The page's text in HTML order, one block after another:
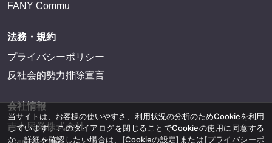
FANY Commu
法務・規約
プライバシーポリシー
反社会的勢力排除宣言
会社情報
吉本興業株式会社
当サイトは、お客様の使いやすさ、利用状況の分析のためCookieを利用
しています。このダイアログを閉じることでCookieの使用に同意する
か、詳細を確認したい場合は、 [Cookieの設定] または[プライバシーポ